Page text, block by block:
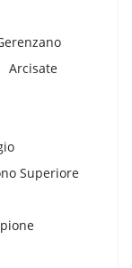
Arcisate
Superiore